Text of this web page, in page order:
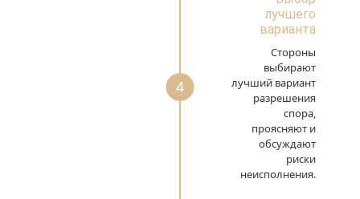
4
лучшего
варианта
Стороны
выбирают
лучший вариант
разрешения
спора,
проясняют и
обсуждают
риски
неисполнения.